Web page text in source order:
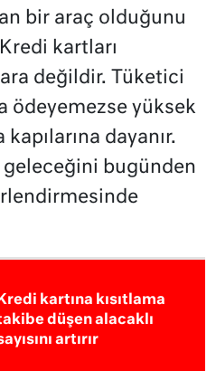
bir araç olduğunu
kartları
değildir. Tüketici
ödeyemezse yüksek
dayanır.
bugünden
Kredi kartına kısıtlama
düşen alacaklı
artırır